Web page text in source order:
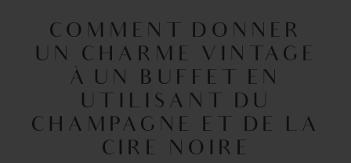
COMMENT DONNER
UN CHARME VINTAGE
À UN BUFFET EN
UTILISANT DU
CHAMPAGNE ET DE LA
CIRE NOIRE